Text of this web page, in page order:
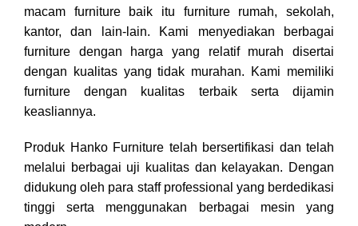
macam furniture baik itu furniture rumah, sekolah,
kantor, dan lain-lain. Kami menyediakan berbagai
furniture dengan harga yang relatif murah disertai
dengan kualitas yang tidak murahan. Kami memiliki
furniture dengan kualitas terbaik serta dijamin
keasliannya.
Produk Hanko Furniture telah bersertifikasi dan telah
melalui berbagai uji kualitas dan kelayakan. Dengan
didukung oleh para staff professional yang berdedikasi
tinggi serta menggunakan berbagai mesin yang